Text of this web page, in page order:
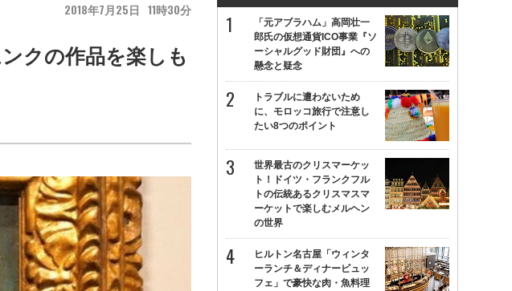
2018 7 25 11 30
クの作品を楽しも
「元アブラハム」高岡壮一
郎氏の仮想通貨ICO事業『ソ
ーシャルグッド財団』への
懸念と疑念
トラブルに遭わないため
に、モロッコ旅行で注意し
たい8つのポイント
世界最古のクリスマーケッ
ト！ドイツ・フランクフル
トの伝統あるクリスマスマ
ーケットで楽しむメルヘン
の世界
ヒルトン名古屋「ウィンタ
ーランチ＆ディナービュッ
フェ」で豪快な肉・魚料理